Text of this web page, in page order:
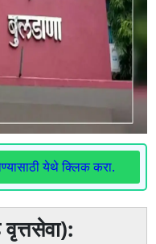
येथे क्लिक करा.